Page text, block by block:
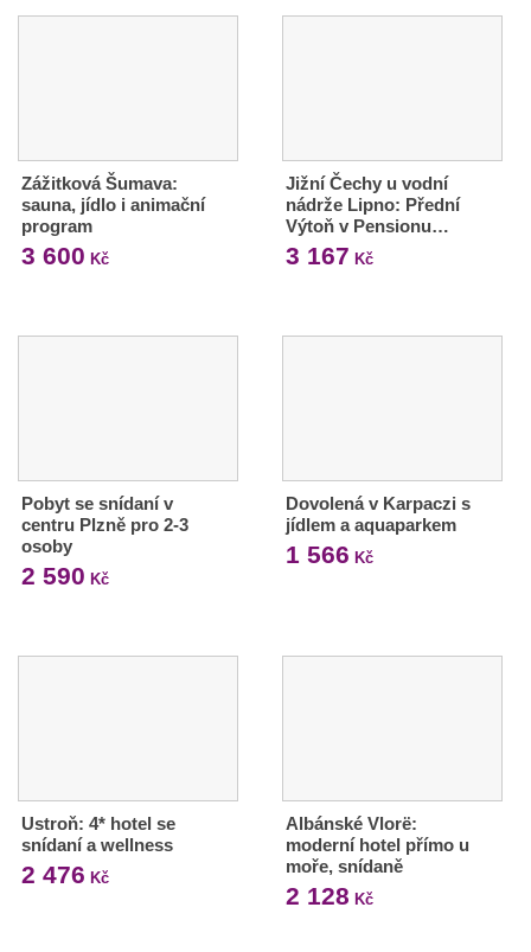
Zážitková Šumava:
sauna, jídlo i animační
program
3 600 Kč
Jižní Čechy u vodní
nádrže Lipno: Přední
Výtoň v Pensionu…
3 167 Kč
Pobyt se snídaní v
centru Plzně pro 2-3
osoby
2 590 Kč
Dovolená v Karpaczi s
jídlem a aquaparkem
1 566 Kč
Ustroň: 4* hotel se
snídaní a wellness
2 476 Kč
Albánské Vlorë:
moderní hotel přímo u
moře, snídaně
2 128 Kč